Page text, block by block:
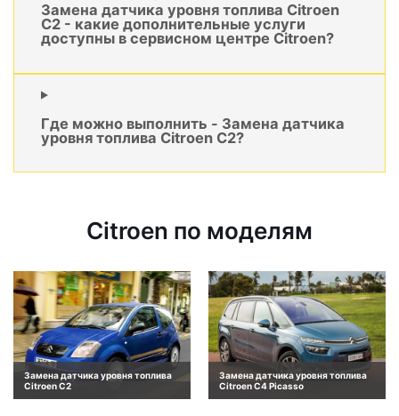
Замена датчика уровня топлива Citroen
C2 - какие дополнительные услуги
доступны в сервисном центре Citroen?
Где можно выполнить - Замена датчика
уровня топлива Citroen C2?
Citroen по моделям
Замена датчика уровня топлива
Citroen C2
Замена датчика уровня топлива
Citroen C4 Picasso